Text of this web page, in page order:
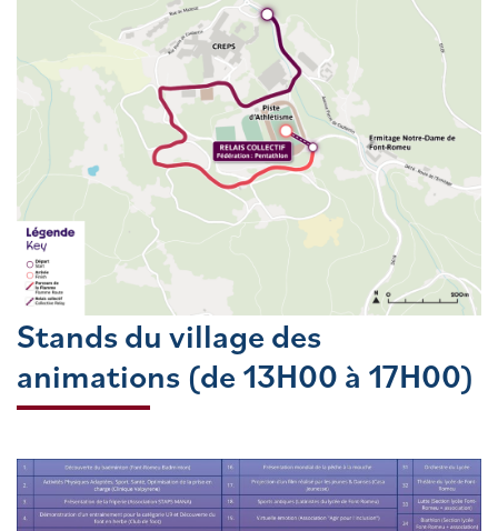
Stands du village des
animations (de 13H00 à 17H00)